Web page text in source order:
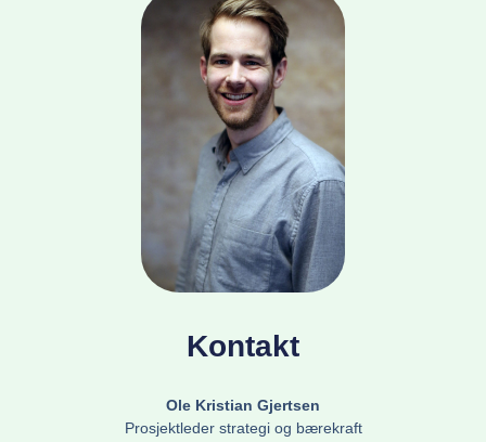
Kontakt
Ole Kristian Gjertsen
Prosjektleder strategi og bærekraft